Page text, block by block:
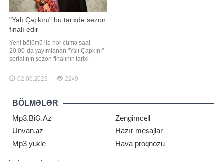
"Yalı Çapkını" bu tarixdə sezon
finalı edir
Yeni bölümü ilə hər cümə saat
20:00-da yayımlanan "Yalı Çapkını"
serialının sezon finalının tarixi
Cümə günü (bu gün) serialın 35-ci
bölümü ilə yayımlanacaq. 9 İyun
Çapkını" 36-cı bölümü ilə sezon
finalına girəcək
02.06.2023 2249
BÖLMƏLƏR
Mp3.BiG.Az
Zengimcell
Unvan.az
Hazır mesajlar
Mp3 yukle
Hava proqnozu